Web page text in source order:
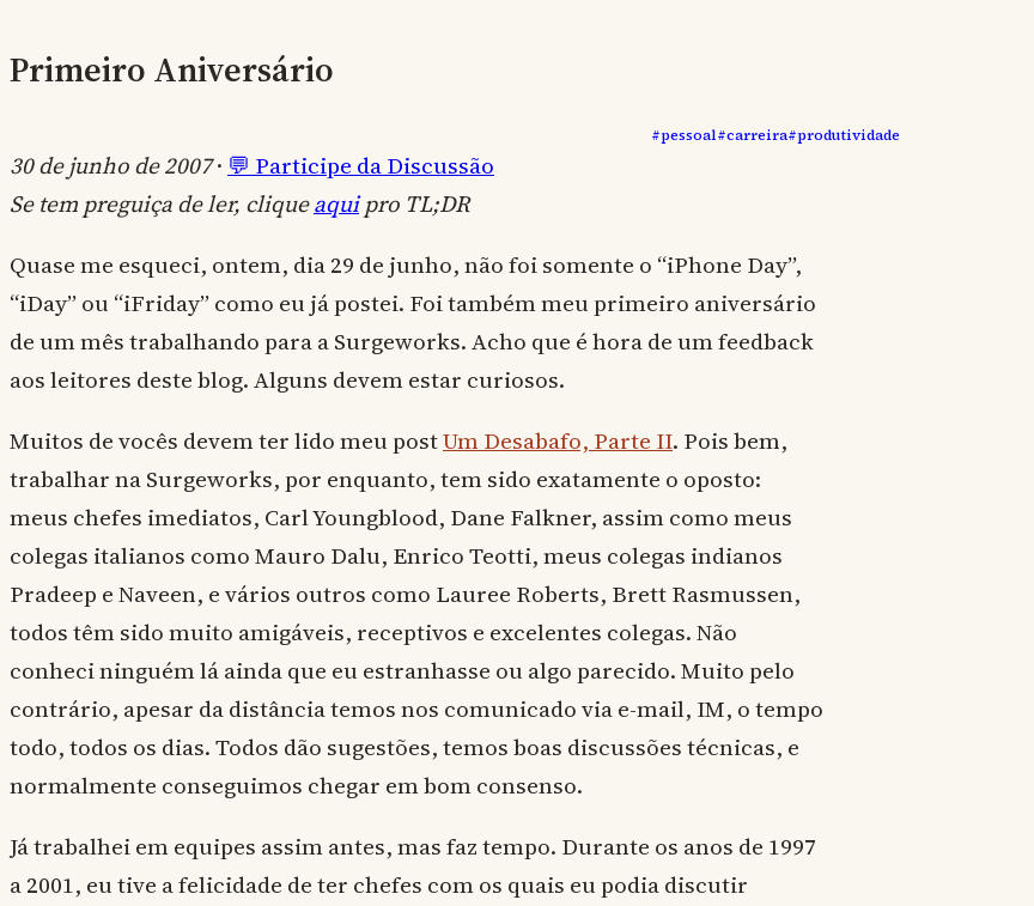
Primeiro Aniversário
#pessoal#carreira#produtividade
30 de junho de 2007· 💬 Participe da Discussão
Se tem preguiça de ler, cliqueaquipro TL;DR
Quase me esqueci, ontem, dia 29 de junho, não foi somente o “iPhone Day”,
“iDay” ou “iFriday” como eu já postei. Foi também meu primeiro aniversário
de um mês trabalhando para a Surgeworks. Acho que é hora de um feedback
aos leitores deste blog. Alguns devem estar curiosos.
Muitos de vocês devem ter lido meu postUm Desabafo, Parte II. Pois bem,
trabalhar na Surgeworks, por enquanto, tem sido exatamente o oposto:
meus chefes imediatos, Carl Youngblood, Dane Falkner, assim como meus
colegas italianos como Mauro Dalu, Enrico Teotti, meus colegas indianos
Pradeep e Naveen, e vários outros como Lauree Roberts, Brett Rasmussen,
todos têm sido muito amigáveis, receptivos e excelentes colegas. Não
conheci ninguém lá ainda que eu estranhasse ou algo parecido. Muito pelo
contrário, apesar da distância temos nos comunicado via e-mail, IM, o tempo
todo, todos os dias. Todos dão sugestões, temos boas discussões técnicas, e
normalmente conseguimos chegar em bom consenso.
Já trabalhei em equipes assim antes, mas faz tempo. Durante os anos de 1997
a 2001, eu tive a felicidade de ter chefes com os quais eu podia discutir